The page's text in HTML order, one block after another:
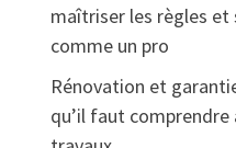
maîtriser les règles et
comme un pro
Rénovation et
qu’il faut comprendre